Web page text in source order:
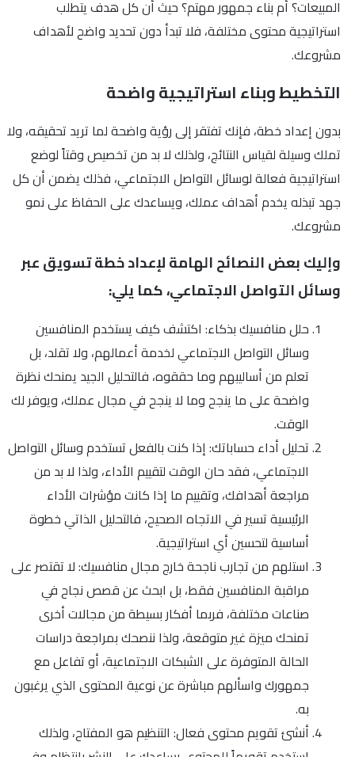
المبيعات؟ أم بناء جمهور مهتم؟ حيث أن كل هدف يتطلب
استراتيجية محتوى مختلفة، فلا تبدأ دون تحديد واضح لأهداف
مشروعك.
التخطيط وبناء استراتيجية واضحة
بدون إعداد خطة، فإنك تفتقر إلى رؤية واضحة لما تريد تحقيقه، ولا
تملك وسيلة لقياس النتائج، ولذلك لا بد من تخصيص وقتاً لوضع
استراتيجية فعالة لوسائل التواصل الاجتماعي، فذلك يضمن أن كل
جهد تبذله يخدم أهداف عملك، ويساعدك على الحفاظ على نمو
مشروعك.
وإليك بعض النصائح الهامة لإعداد خطة تسويق عبر
وسائل التواصل الاجتماعي، كما يلي:
حلل منافسيك بذكاء: اكتشف كيف يستخدم المنافسين
وسائل التواصل الاجتماعي لخدمة أعمالهم، ولا تقلد، بل
تعلم من أساليبهم وما حققوه، فالتحليل الجيد يمنحك نظرة
واضحة على ما ينجح وما لا ينجح في مجال عملك، ويوفر لك
الوقت.
تحليل أداء حساباتك: إذا كنت بالفعل تستخدم وسائل التواصل
الاجتماعي، فقد حان الوقت لتقييم الأداء، ولذا لا بد من
مراجعة أهدافك، وتقييم ما إذا كانت مؤشرات الأداء
الرئيسية تسير في الاتجاه الصحيح، فالتحليل الذاتي خطوة
أساسية لتحسين أي استراتيجية.
استلهم من تجارب ناجحة خارج مجال منافسيك: لا تقتصر على
مراقبة المنافسين فقط، بل ابحث عن قصص نجاح في
صناعات مختلفة، فربما أفكار بسيطة من مجالات أخرى
تمنحك ميزة غير متوقعة، ولذا ننصحك بمراجعة دراسات
الحالة المتوفرة على الشبكات الاجتماعية، أو تفاعل مع
جمهورك واسألهم مباشرة عن نوعية المحتوى الذي يرغبون
به.
أنشئ تقويم محتوى فعال: التنظيم هو المفتاح، ولذلك